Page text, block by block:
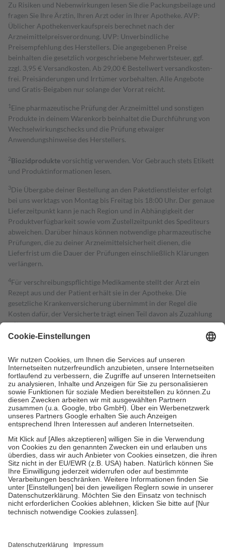
Zu Risiken und Nebenwirkungen lesen Sie die Packungsbeilage und
fragen Sie Ihre Ärztin, Ihren Arzt oder in Ihrer Apotheke. AVP:
Üblicher Apothekenverkaufspreis berechnet nach der
Arzneimittelpreisverordnung. UVP: Unverbindliche
Preisempfehlung des Herstellers. Die angegebenen Preise
beinhalten die gesetzlich vorgeschriebene Mehrwertsteuer, ggf.
zzgl. 3,95 € Versandkosten. Ab 29,00 € Bestell­wert versand­kosten­
frei. Preisänderungen und Irrtümer vorbehalten. Alle Angebote
und Gratis-Beigaben nur solange der Vorrat reicht.
1 Eine pharmazeutische Prüfung der Arzneimittel und sonstigen
Produkte in deinem Warenkorb beinhaltet die Durchführung von
Wechselwirkungschecks und die Prüfung etwaiger
Anwendungshinweise des Herstellers.
2Biozidproduktevorsichtig verwenden. Vor Gebrauch stets Etikett
und Produktinformationen lesen.
3Die Übergabe deiner Bestellung an den Paketdienstleister erfolgt
bei uns werktags von Montag bis Freitag bis 18:00 Uhr. Der genaue
Lieferzeitpunkt kann je nach Region und in Abhängigkeit der
Produktverfügbarkeit sowie vom Zustellzeitpunkt des Spediteurs
abweichen. Darüber hinaus können notwendige pharmazeutische
Prüfungen, die zu deiner Arzneimittelsicherheit dienen, die
Lieferfrist um die Dauer der Prüfungen einschließlich Klärungen
verlängern.
4Für verschreibungspflichtige Medikamente stellt der Arzt ein
Rezept aus und der Patient erhält sie in der Apotheke. Die
gesetzliche Krankenversicherung übernimmt in der Regel die
Kosten dafür, der Versicherte trägt einen Teil davon als Zuzahlung
mit.
Grundsätzlich leisten Mitglieder Zuzahlungen in Höhe von zehn
höchstens zehn Euro.
Es sind jedoch nie mehr als die tatsächlichen
Kosten der Leistung zu entrichten.
Diese Regeln gelten grundsätzlich auch für Online-Apotheken.
Bei Heilmitteln und häuslicher Krankenpflege beträgt die
Zuzahlung zehn Prozent der Kosten sowie zehn Euro je
Verordnung.
Um das Engagement der Versicherten für ihre eigene Gesundheit zu
stärken und die besondere Stellung der Familie zu unterstützen,
fallenkeine Zuzahlungenan bei:
• Kindern und Jugendlichen bis zum vollendeten 18. Lebensjahr
mit Ausnahme der Fahrkosten
• Untersuchungen zur Vorsorge und Früherkennung, die von der
GKV getragen werden
• empfohlenen Schutzimpfungen
• Harn- und Blutteststreifen
getroffen, um sicherzustellen, dass es sich um echte Bewertungen